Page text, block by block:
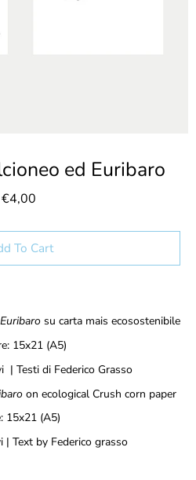
ed Euribaro
€4,00
To Cart
su carta mais ecosostenibile
15x21 (A5)
| Testi di Federico Grasso
on ecological Crush corn paper
15x21 (A5)
| Text by Federico grasso